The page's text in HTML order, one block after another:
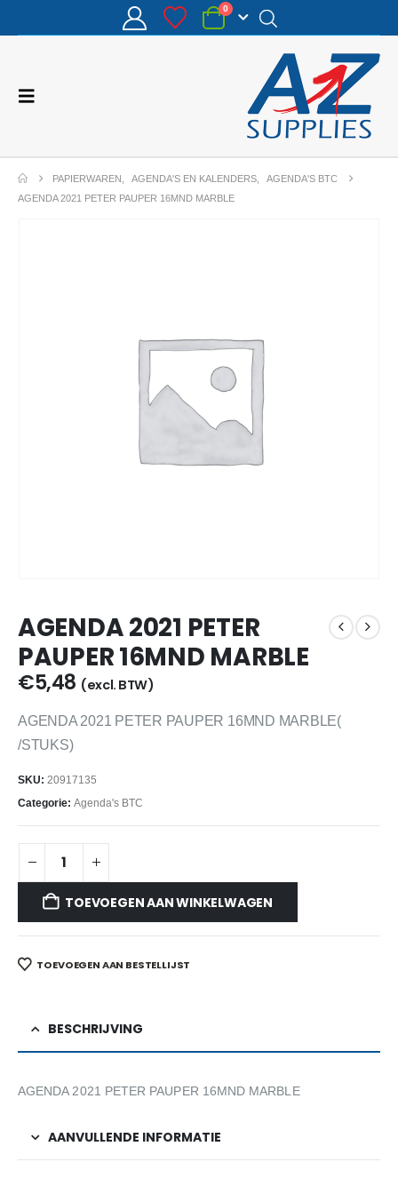
0
PAPIERWAREN AGENDA'S EN KALENDERS
AGENDA'S BTC
AGENDA 2021 PETER PAUPER 16MND MARBLE
AGENDA 2021 PETER
PAUPER 16MND MARBLE
€5,48 (excl. BTW)
AGENDA 2021 PETER PAUPER 16MND MARBLE(
/STUKS)
SKU: 20917135
Categorie: Agenda's BTC
TOEVOEGEN AAN WINKELWAGEN
TOEVOEGEN AAN BESTELLIJST
BESCHRIJVING
AGENDA 2021 PETER PAUPER 16MND MARBLE
AANVULLENDE INFORMATIE